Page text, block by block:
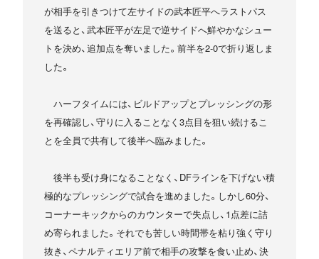
が相手を引きつけて左サイドの武本匠平へラストパス
を送ると、武本匠平が左足で逆サイドへ鮮やかなシュー
トを決め、追加点を奪いました。前半を2-0で折り返しま
した。
ハーフタイムには、ビルドアップとプレッシングの形
を再確認し、守りに入ることなく3点目を狙い続けるこ
とを全員で共有して後半へ臨みました。
後半も受け身になることなく、DFラインを下げない積
極的なプレッシングで試合を進めました。しかし60分、
コーナーキックからのカウンターで失点し、1点差に詰
め寄られました。それでも苦しい時間帯を粘り強く守り
抜き、ペナルティエリア前で相手の攻撃を食い止め、決